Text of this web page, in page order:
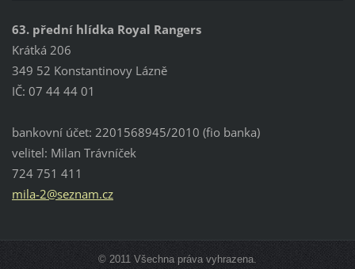
63. přední hlídka Royal Rangers
Krátká 206
349 52 Konstantinovy Lázně
IČ: 07 44 44 01
bankovní účet: 2201568945/2010 (fio banka)
velitel: Milan Trávníček
724 751 411
mila-2@seznam.cz
© 2011 Všechna práva vyhrazena.